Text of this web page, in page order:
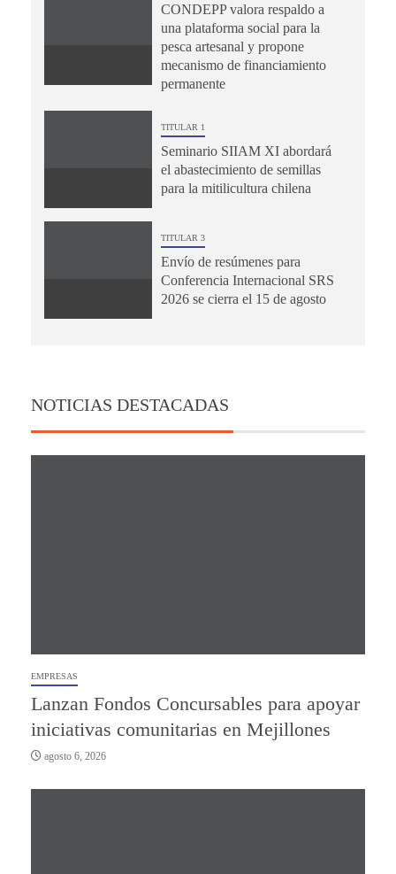
CONDEPP valora respaldo a
una plataforma social para la
pesca artesanal y propone
mecanismo de financiamiento
permanente
TITULAR 1
Seminario SIIAM XI abordará
el abastecimiento de semillas
para la mitilicultura chilena
TITULAR 3
Envío de resúmenes para
Conferencia Internacional SRS
2026 se cierra el 15 de agosto
NOTICIAS DESTACADAS
EMPRESAS
Lanzan Fondos Concursables para apoyar
iniciativas comunitarias en Mejillones
agosto 6, 2026